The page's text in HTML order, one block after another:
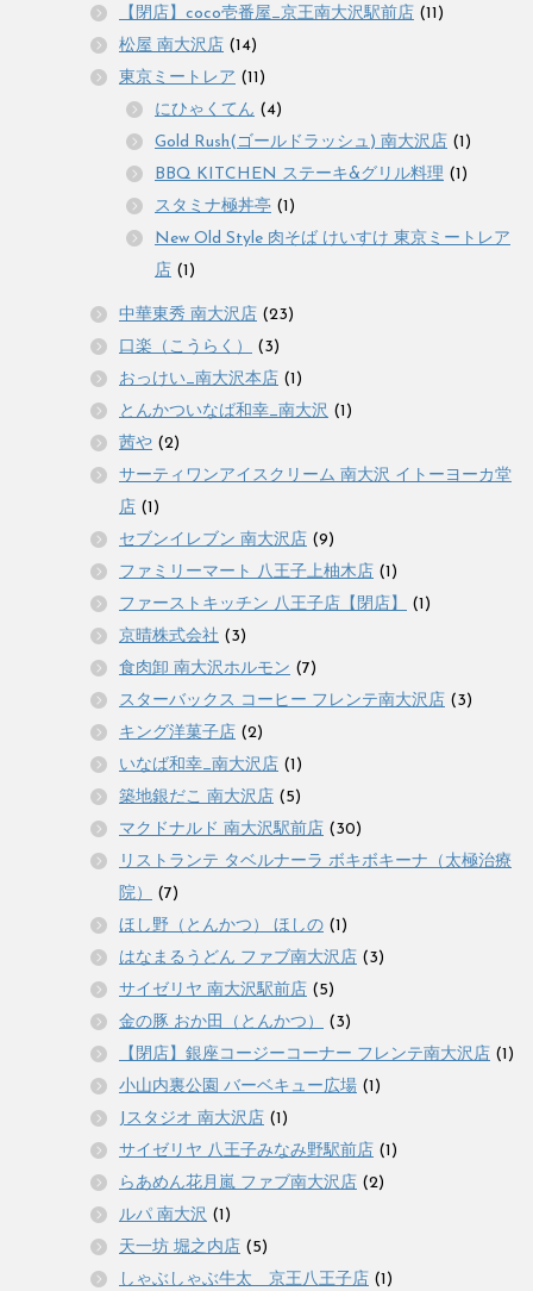
【閉店】coco壱番屋_京王南大沢駅前店 (11)
松屋 南大沢店 (14)
東京ミートレア (11)
にひゃくてん (4)
Gold Rush(ゴールドラッシュ) 南大沢店 (1)
BBQ KITCHEN ステーキ&グリル料理 (1)
スタミナ極丼亭 (1)
New Old Style 肉そば けいすけ 東京ミートレア
店 (1)
中華東秀 南大沢店 (23)
口楽（こうらく）
(3)
おっけい_南大沢本店 (1)
とんかついなば和幸_南大沢 (1)
茜や (2)
サーティワンアイスクリーム 南大沢 イトーヨーカ堂
店 (1)
セブンイレブン 南大沢店 (9)
ファミリーマート 八王子上柚木店 (1)
ファーストキッチン 八王子店【閉店】
(1)
京晴株式会社 (3)
食肉卸 南大沢ホルモン (7)
スターバックス コーヒー フレンテ南大沢店 (3)
キング洋菓子店 (2)
いなば和幸_南大沢店 (1)
築地銀だこ 南大沢店 (5)
マクドナルド 南大沢駅前店 (30)
リストランテ タベルナーラ ボキボキーナ（太極治療
院）
(7)
ほし野（とんかつ） ほしの (1)
はなまるうどん ファブ南大沢店 (3)
サイゼリヤ 南大沢駅前店 (5)
金の豚 おか田（とんかつ）
(3)
【閉店】銀座コージーコーナー フレンテ南大沢店 (1)
小山内裏公園 バーベキュー広場 (1)
Jスタジオ 南大沢店 (1)
サイゼリヤ 八王子みなみ野駅前店 (1)
らあめん花月嵐 ファブ南大沢店 (2)
ルパ 南大沢 (1)
天一坊 堀之内店 (5)
しゃぶしゃぶ牛太 京王八王子店 (1)